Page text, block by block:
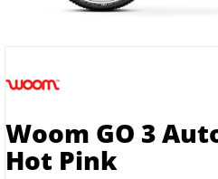
Woom GO 3
Hot Pink